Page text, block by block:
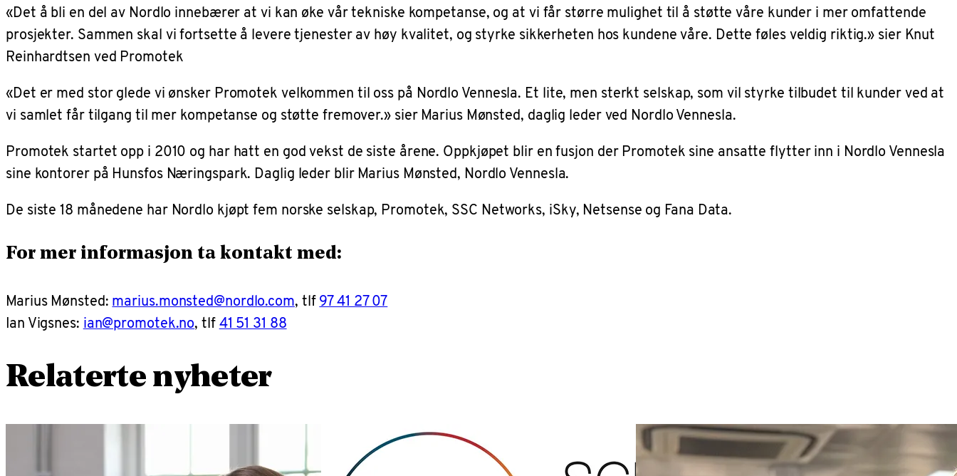
«Det å bli en del av Nordlo innebærer at vi kan øke vår tekniske kompetanse, og at vi får større mulighet til å støtte våre kunder i mer omfattende
prosjekter. Sammen skal vi fortsette å levere tjenester av høy kvalitet, og styrke sikkerheten hos kundene våre. Dette føles veldig riktig.» sier Knut
Reinhardtsen ved Promotek
«Det er med stor glede vi ønsker Promotek velkommen til oss på Nordlo Vennesla. Et lite, men sterkt selskap, som vil styrke tilbudet til kunder ved at
vi samlet får tilgang til mer kompetanse og støtte fremover.» sier Marius Mønsted, daglig leder ved Nordlo Vennesla.
Promotek startet opp i 2010 og har hatt en god vekst de siste årene. Oppkjøpet blir en fusjon der Promotek sine ansatte flytter inn i Nordlo Vennesla
sine kontorer på Hunsfos Næringspark. Daglig leder blir Marius Mønsted, Nordlo Vennesla.
De siste 18 månedene har Nordlo kjøpt fem norske selskap, Promotek, SSC Networks, iSky, Netsense og Fana Data.
For mer informasjon ta kontakt med:
Marius Mønsted: marius.monsted@nordlo.com, tlf97 41 27 07
Ian Vigsnes: ian@promotek.no, tlf41 51 31 88
Relaterte nyheter